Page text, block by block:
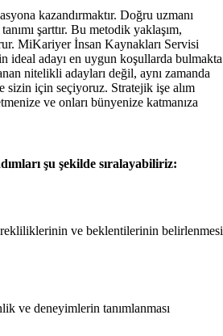
kazandırmaktır. Doğru uzmanı
şarttır. Bu metodik yaklaşım,
MiKariyer İnsan Kaynakları Servisi
adayı en uygun koşullarda bulmakta
nitelikli adayları değil, aynı zamanda
için seçiyoruz. Stratejik işe alım
ve onları bünyenize katmanıza
şu şekilde sıralayabiliriz:
ve beklentilerinin belirlenmesi
ve deneyimlerin tanımlanması